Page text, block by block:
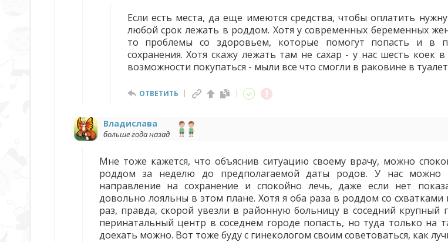
Если есть места, да еще имеются средства, чтобы оплатить
любой срок лежать в роддом. Хотя у современных беременных
то проблемы со здоровьем, которые помогут попасть и в
сохранения. Хотя скажу лежать там не сахар - у нас шесть коек
возможности покупаться - мыли все что смогли в раковине в
ОТВЕТИТЬ
Владислава
больше года назад
Мне тоже кажется, что объяснив ситуацию своему врачу, можно
роддом за неделю до предполагаемой даты родов. У нас можно
направление на сохранение и спокойно лечь, даже если нет
довольно лояльны в этом плане. Хотя я оба раза в роддом со
раз, правда, скорой увезли в районную больницу в соседний крупный
перинатальный центр в соседнем городе попасть, но туда только на
доехать можно. Вот тоже буду с гинекологом своим советоваться, как